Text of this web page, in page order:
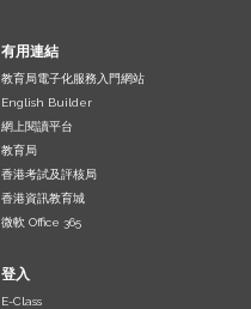
有用連結
教育局電子化服務入門網站
English Builder
網上閱讀平台
教育局
香港考試及評核局
香港資訊教育城
微軟 Office 365
登入
E-Class